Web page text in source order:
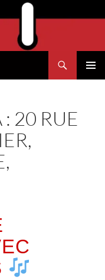
: 20 RUE